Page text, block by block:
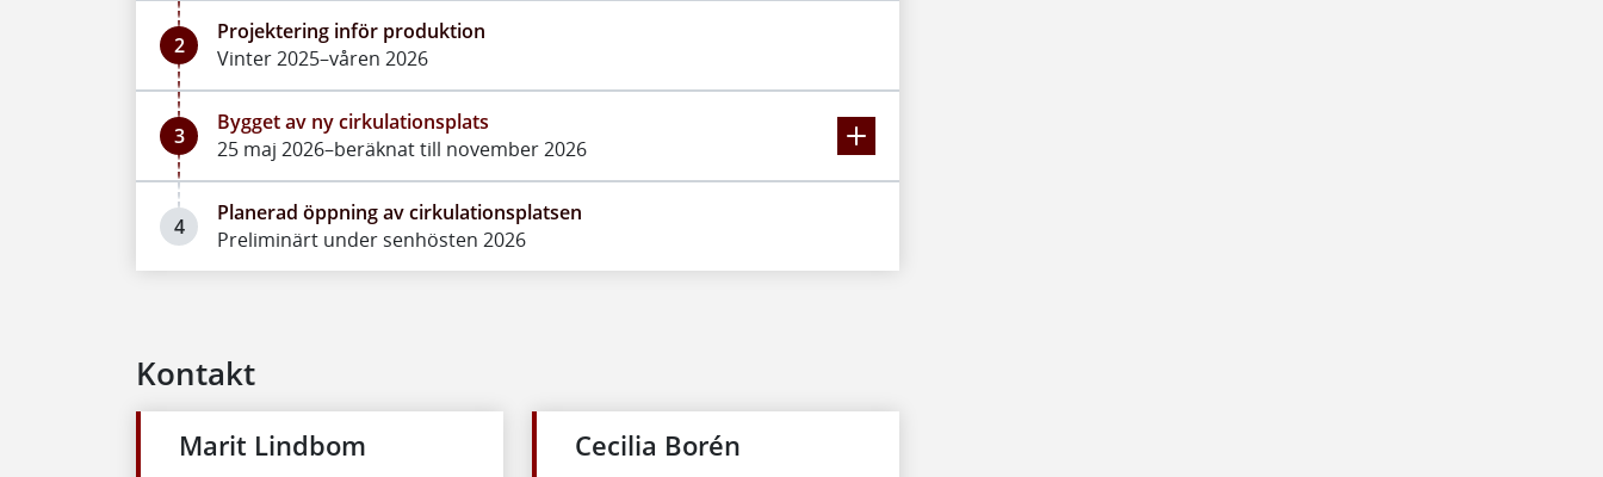
2
Projektering inför produktion
Vinter 2025–våren 2026
3
Bygget av ny cirkulationsplats
25 maj 2026–beräknat till november 2026
4
Planerad öppning av cirkulationsplatsen
Preliminärt under senhösten 2026
Kontakt
Marit Lindbom Cecilia Borén